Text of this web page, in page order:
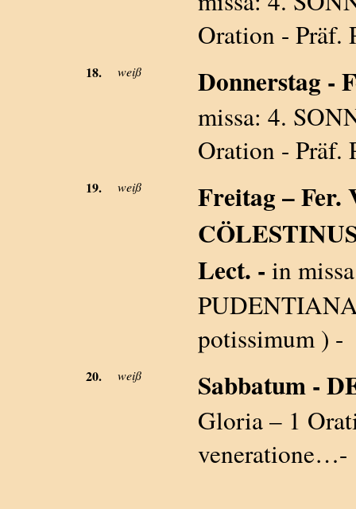
Oration - Präf.
18. weiß Donnerstag -
missa: 4.
Oration - Präf.
19. weiß
Freitag – Fer.
Lect. - in
potissimum ) -
20. weiß Sabbatum -
Gloria – 1
veneratione…-